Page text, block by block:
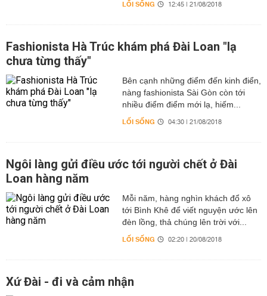
LỐI SỐNG 12:45 | 21/08/2018
Fashionista Hà Trúc khám phá Đài Loan "lạ
chưa từng thấy"
Bên cạnh những điểm đến kinh điển,
nàng fashionista Sài Gòn còn tới
nhiều điểm điểm mới lạ, hiếm...
LỐI SỐNG 04:30 | 21/08/2018
Ngôi làng gửi điều ước tới người chết ở Đài
Loan hàng năm
Mỗi năm, hàng nghìn khách đổ xô
tới Bình Khê để viết nguyện ước lên
đèn lồng, thả chúng lên trời với...
LỐI SỐNG 02:20 | 20/08/2018
Xứ Đài - đi và cảm nhận